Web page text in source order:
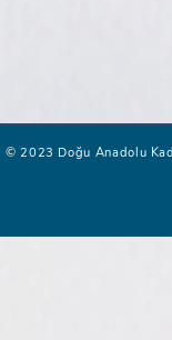
© 2023 Doğu Anadolu